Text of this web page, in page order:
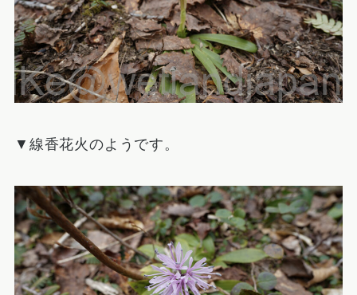
▼線香花火のようです。